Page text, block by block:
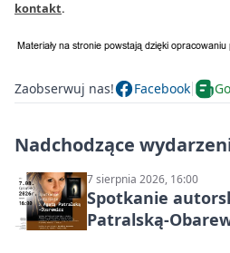
kontakt.
Zaobserwuj nas! Facebook
Nadchodzące
7 sierpnia 2026, 16:00
Spotkanie
Patralską-